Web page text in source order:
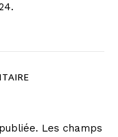
Les champs